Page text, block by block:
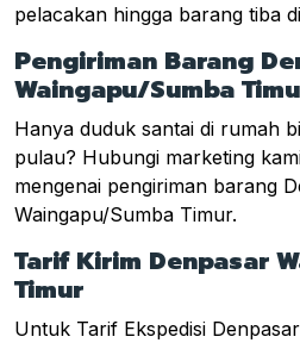
pelacakan hingga barang tiba
Pengiriman Barang
Waingapu/Sumba
Hanya duduk santai di rumah
pulau? Hubungi marketing
mengenai pengiriman barang
Waingapu/Sumba Timur.
Tarif Kirim Denpasar
Timur
Untuk Tarif Ekspedisi